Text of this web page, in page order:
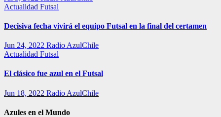
Actualidad Futsal
Decisiva fecha vivirá el equipo Futsal en la final del certamen
Jun 24, 2022 Radio AzulChile
Actualidad Futsal
El clásico fue azul en el Futsal
Jun 18, 2022 Radio AzulChile
Azules en el Mundo